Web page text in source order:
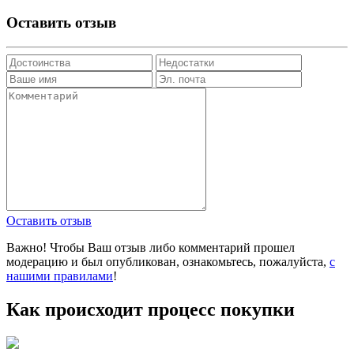
Оставить отзыв
Оставить отзыв
Важно! Чтобы Ваш отзыв либо комментарий прошел
модерацию и был опубликован, ознакомьтесь, пожалуйста, с
нашими правилами!
Как происходит процесс покупки